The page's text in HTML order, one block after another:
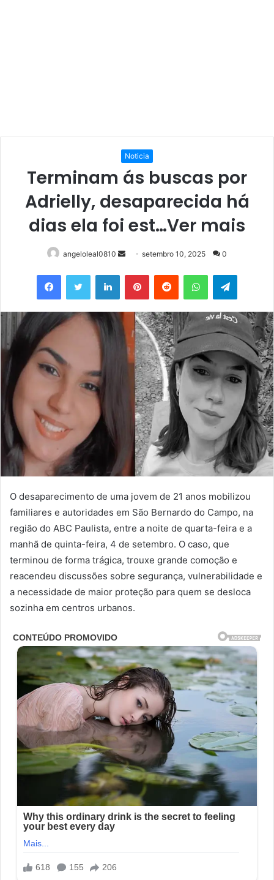
Noticia
Terminam ás buscas por
Adrielly, desaparecida há
dias ela foi est…Ver mais
angeloleal0810
Mande
mail
setembro 10, 2025 0
FacebookTwitter LinkedinPinterestReddit WhatsAppTelegram
O desaparecimento de uma jovem de 21 anos mobilizou
familiares e autoridades em São Bernardo do Campo, na
região do ABC Paulista, entre a noite de quarta-feira e a
manhã de quinta-feira, 4 de setembro. O caso, que
terminou de forma trágica, trouxe grande comoção e
reacendeu discussões sobre segurança, vulnerabilidade e
a necessidade de maior proteção para quem se desloca
sozinha em centros urbanos.